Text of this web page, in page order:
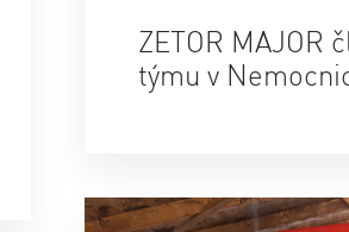
ZETOR MAJOR
týmu v